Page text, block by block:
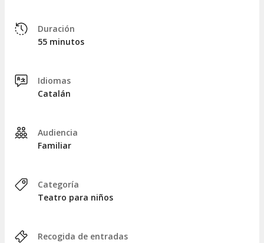
Duración
55 minutos
Idiomas
Catalán
Audiencia
Familiar
Categoría
Teatro para niños
Recogida de entradas